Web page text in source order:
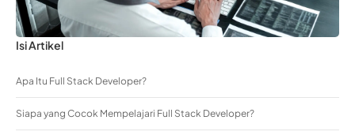
Isi Artikel
Apa Itu Full Stack Developer?
Siapa yang Cocok Mempelajari Full Stack Developer?